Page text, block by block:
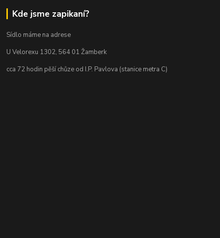
Kde jsme zapikaní?
Sídlo máme na adrese
U Velorexu 1302, 564 01 Žamberk
cca 72 hodin pěší chůze od I.P. Pavlova (stanice metra C)